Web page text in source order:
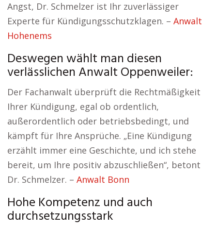
Angst, Dr. Schmelzer ist Ihr zuverlässiger
Experte für Kündigungsschutzklagen. – Anwalt
Hohenems
Deswegen wählt man diesen
verlässlichen Anwalt Oppenweiler:
Der Fachanwalt überprüft die Rechtmäßigkeit
Ihrer Kündigung, egal ob ordentlich,
außerordentlich oder betriebsbedingt, und
kämpft für Ihre Ansprüche. „Eine Kündigung
erzählt immer eine Geschichte, und ich stehe
bereit, um Ihre positiv abzuschließen“, betont
Dr. Schmelzer. – Anwalt Bonn
Hohe Kompetenz und auch
durchsetzungsstark